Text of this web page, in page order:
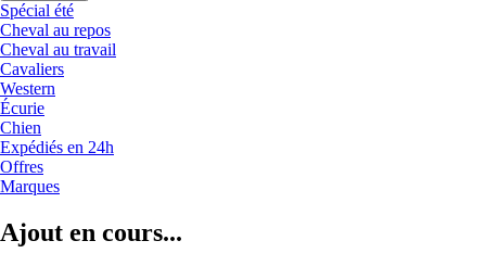
Spécial été
Cheval au repos
Cheval au travail
Cavaliers
Western
Écurie
Chien
Expédiés en 24h
Offres
Marques
Ajout en cours...